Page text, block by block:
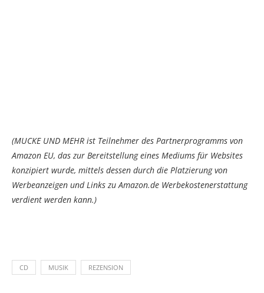
(MUCKE UND MEHR ist Teilnehmer des Partnerprogramms von
Amazon EU, das zur Bereitstellung eines Mediums für Websites
konzipiert wurde, mittels dessen durch die Platzierung von
Werbeanzeigen und Links zu Amazon.de Werbekostenerstattung
verdient werden kann.)
CD MUSIK REZENSION